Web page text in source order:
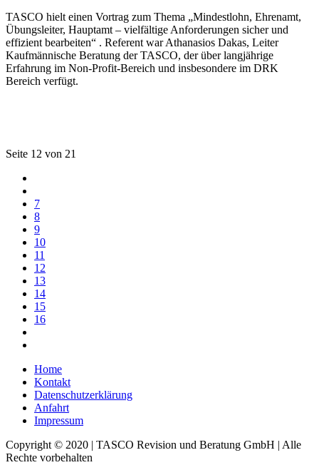
TASCO hielt einen Vortrag zum Thema „Mindestlohn, Ehrenamt,
Übungsleiter, Hauptamt – vielfältige Anforderungen sicher und
effizient bearbeiten“ . Referent war Athanasios Dakas, Leiter
Kaufmännische Beratung der TASCO, der über langjährige
Erfahrung im Non-Profit-Bereich und insbesondere im DRK
Bereich verfügt.
Seite 12 von 21
7
8
9
10
11
12
13
14
15
16
Home
Kontakt
Datenschutzerklärung
Anfahrt
Impressum
Copyright © 2020 | TASCO Revision und Beratung GmbH | Alle
Rechte vorbehalten